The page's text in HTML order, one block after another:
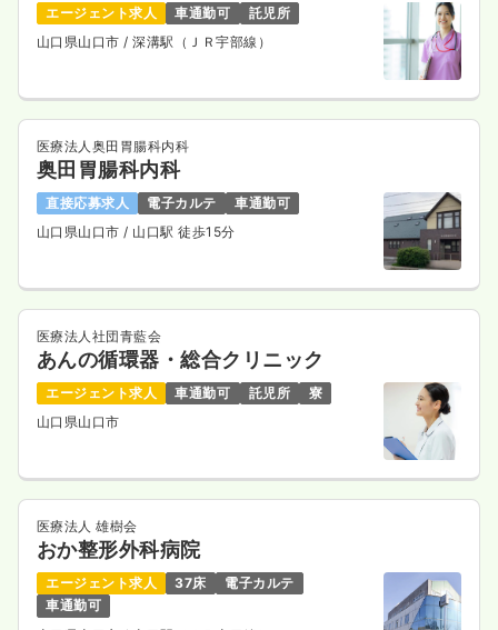
エージェント求人 車通勤可
託児所
山口県山口市/ 深溝駅（ＪＲ宇部線）
医療法人奥田胃腸科内科
奥田胃腸科内科
直接応募求人 電子カルテ
車通勤可
山口県山口市/ 山口駅 徒歩15分
医療法人社団青藍会
あんの循環器・総合クリニック
エージェント求人 車通勤可 託児所
寮
山口県山口市
医療法人 雄樹会
おか整形外科病院
エージェント求人 37床
電子カルテ
車通勤可